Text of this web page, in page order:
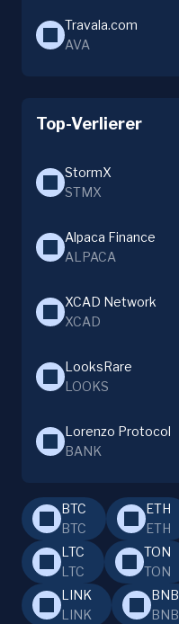
Travala.com
AVA
Top-Verlierer
StormX
STMX
Alpaca Finance
ALPACA
XCAD Network
XCAD
LooksRare
LOOKS
Lorenzo Protocol
BANK
BTC
BTC
ETH
ETH
LTC
LTC
TON
TON
LINK
LINK
BNB
BNB